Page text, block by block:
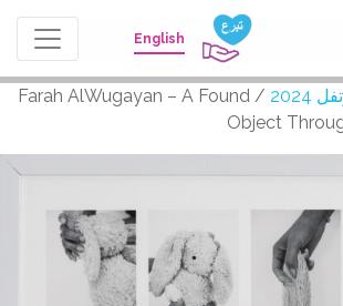
English
/ Farah AlWugayan – A Found
Object